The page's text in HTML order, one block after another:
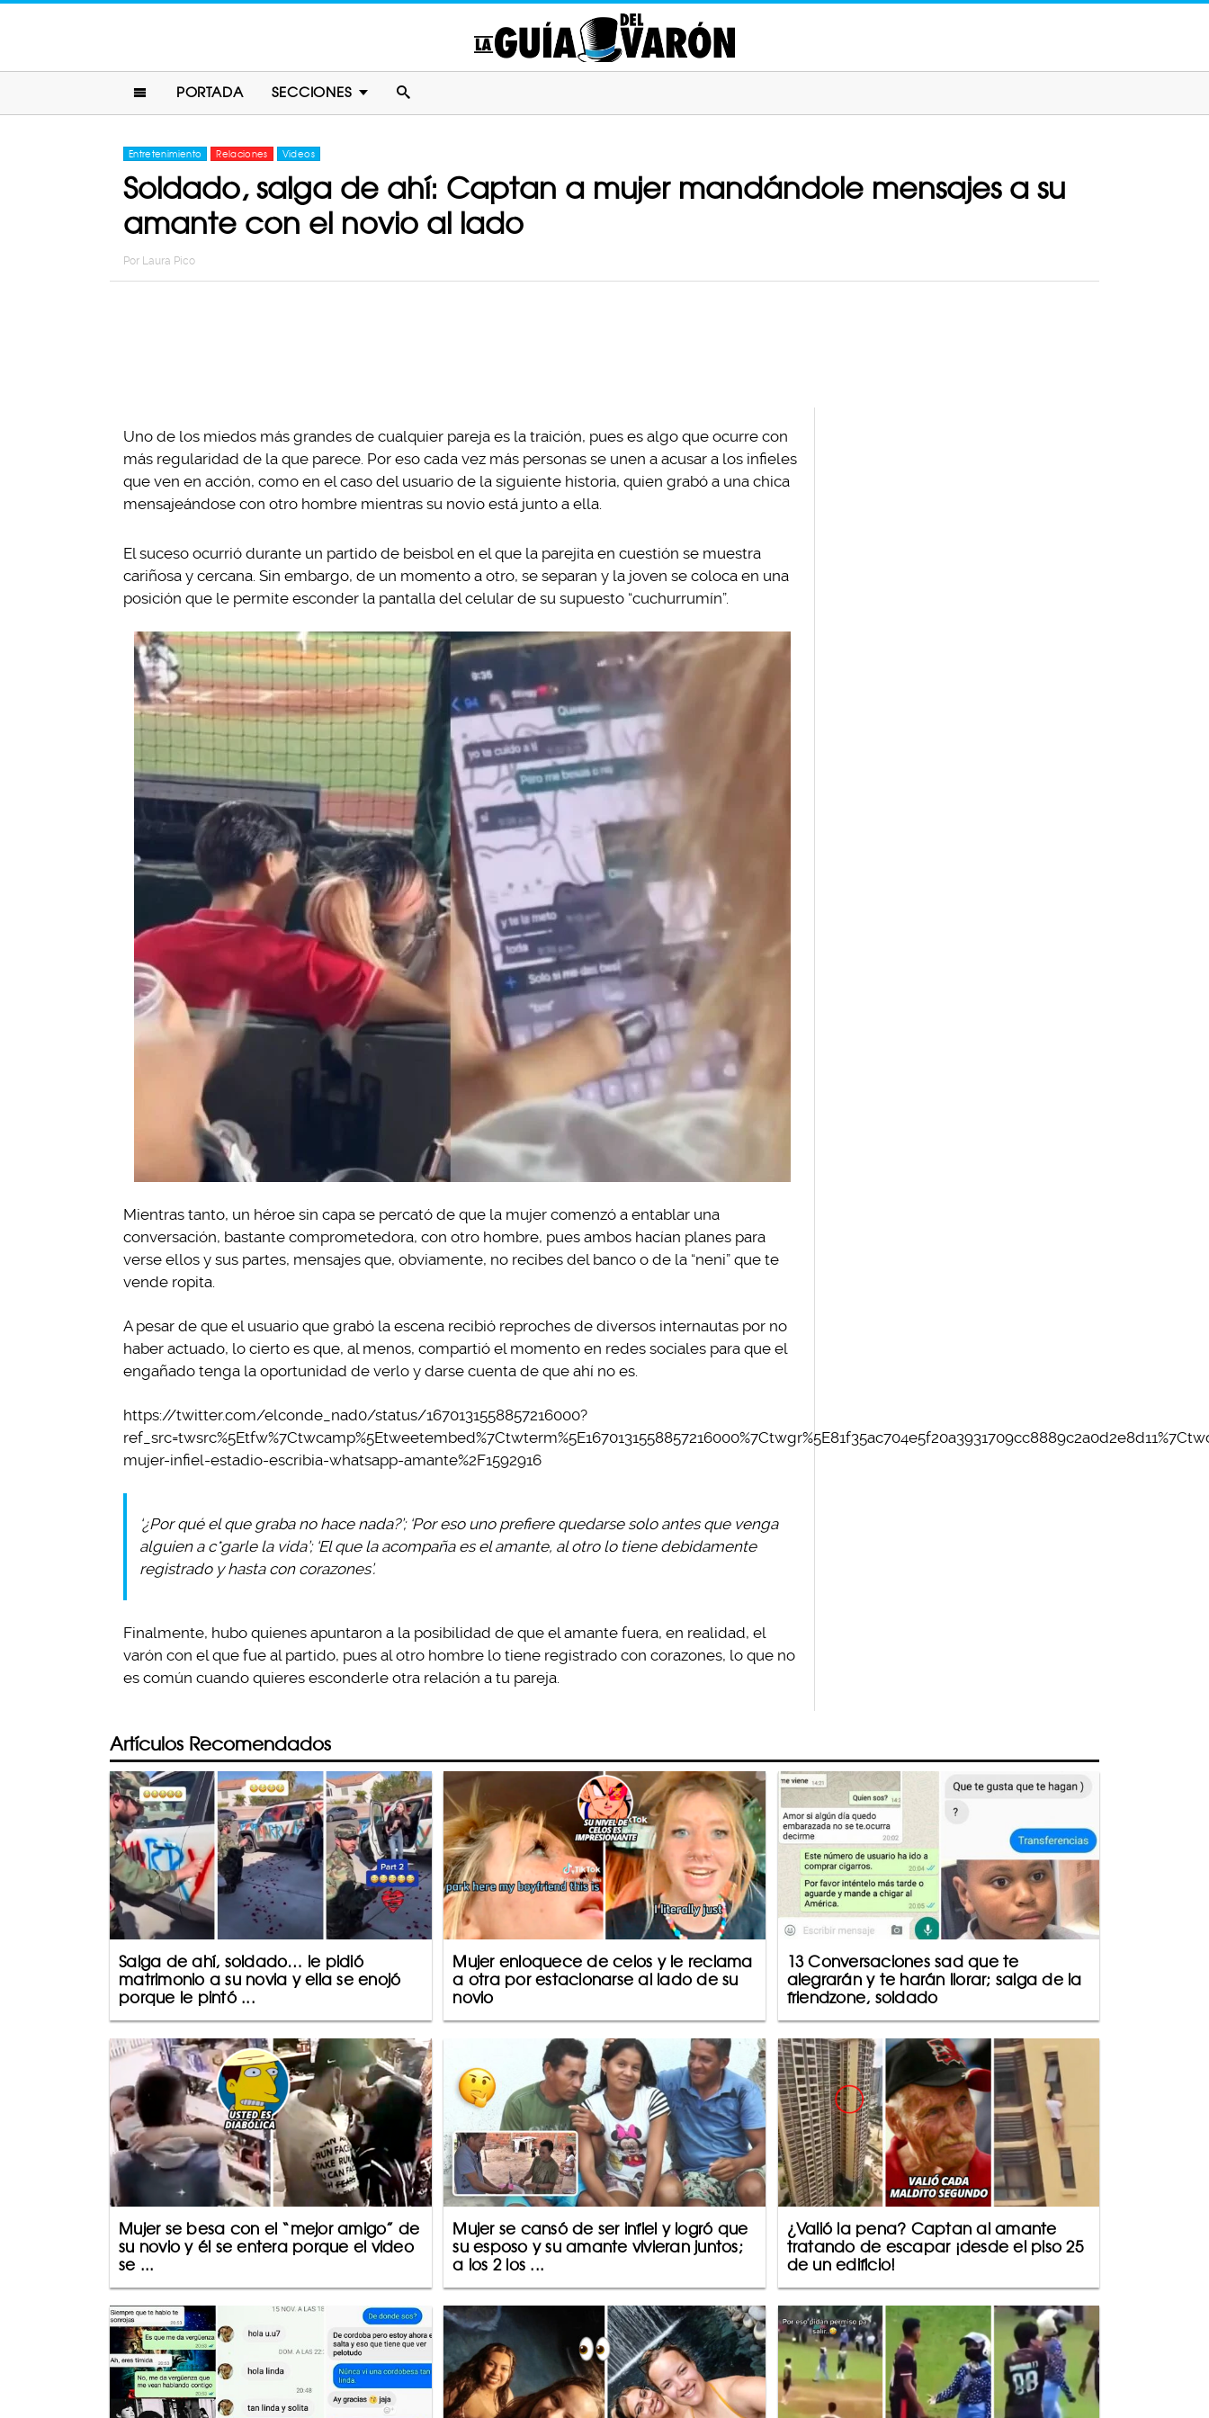
PORTADA SECCIONES
Entretenimiento Relaciones Videos
Soldado, salga de ahí: Captan a mujer mandándole mensajes a su
amante con el novio al lado
Por Laura Pico
Uno de los miedos más grandes de cualquier pareja es la traición, pues es algo que ocurre con
más regularidad de la que parece. Por eso cada vez más personas se unen a acusar a los infieles
que ven en acción, como en el caso del usuario de la siguiente historia, quien grabó a una chica
mensajeándose con otro hombre mientras su novio está junto a ella.
El suceso ocurrió durante un partido de beisbol en el que la parejita en cuestión se muestra
cariñosa y cercana. Sin embargo, de un momento a otro, se separan y la joven se coloca en una
posición que le permite esconder la pantalla del celular de su supuesto “cuchurrumín”.
Mientras tanto, un héroe sin capa se percató de que la mujer comenzó a entablar una
conversación, bastante comprometedora, con otro hombre, pues ambos hacían planes para
verse ellos y sus partes, mensajes que, obviamente, no recibes del banco o de la “neni” que te
vende ropita.
A pesar de que el usuario que grabó la escena recibió reproches de diversos internautas por no
haber actuado, lo cierto es que, al menos, compartió el momento en redes sociales para que el
engañado tenga la oportunidad de verlo y darse cuenta de que ahí no es.
https://twitter.com/elconde_nad0/status/1670131558857216000?
mujer-infiel-estadio-escribia-whatsapp-amante%2F1592916
‘¿Por qué el que graba no hace nada?’; ‘Por eso uno prefiere quedarse solo antes que venga
alguien a c*garle la vida’; ‘El que la acompaña es el amante, al otro lo tiene debidamente
registrado y hasta con corazones’.
Finalmente, hubo quienes apuntaron a la posibilidad de que el amante fuera, en realidad, el
varón con el que fue al partido, pues al otro hombre lo tiene registrado con corazones, lo que no
es común cuando quieres esconderle otra relación a tu pareja.
Artículos Recomendados
Salga de ahí, soldado… le pidió
matrimonio a su novia y ella se enojó
porque le pintó ...
Mujer enloquece de celos y le reclama
a otra por estacionarse al lado de su
novio
13 Conversaciones sad que te
alegrarán y te harán llorar; salga de la
friendzone, soldado
Mujer se besa con el “mejor amigo” de
su novio y él se entera porque el video
se ...
Mujer se cansó de ser infiel y logró que
su esposo y su amante vivieran juntos;
a los 2 los ...
¿Valió la pena? Captan al amante
tratando de escapar ¡desde el piso 25
de un edificio!